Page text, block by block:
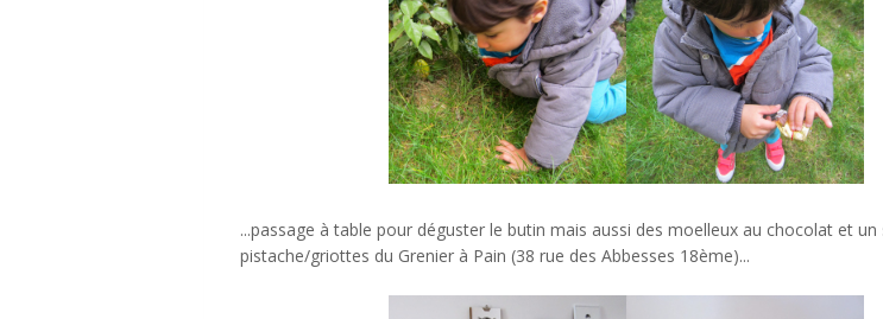
...passage à table pour déguster le butin mais aussi des moelleux au chocolat et un
pistache/griottes du Grenier à Pain (38 rue des Abbesses 18ème)...